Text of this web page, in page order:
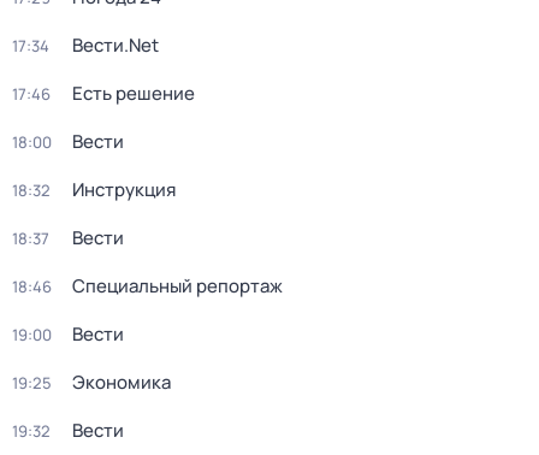
17:34 Вести.Net
17:46 Есть решение
18:00 Вести
18:32 Инструкция
18:37 Вести
18:46 Специальный репортаж
19:00 Вести
19:25 Экономика
19:32 Вести